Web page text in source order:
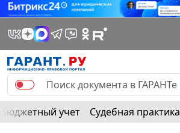
Бюджетный учет Судебная практика